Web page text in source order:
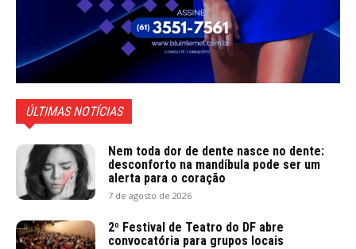
ÚLTIMAS NOTÍCIAS
Nem toda dor de dente nasce no dente:
desconforto na mandíbula pode ser um
alerta para o coração
7 de agosto de 2026
2º Festival de Teatro do DF abre
convocatória para grupos locais